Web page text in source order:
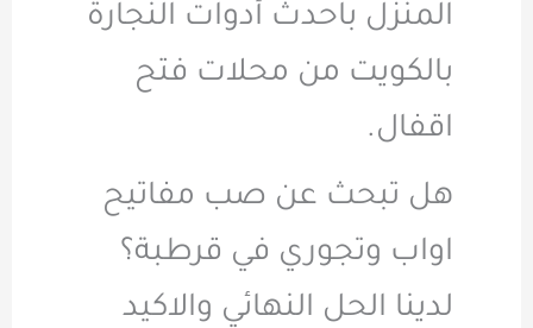
المنزل باحدث أدوات النجارة
بالكويت من محلات فتح
اقفال.
هل تبحث عن صب مفاتيح
اواب وتجوري في قرطبة؟
لدينا الحل النهائي والاكيد